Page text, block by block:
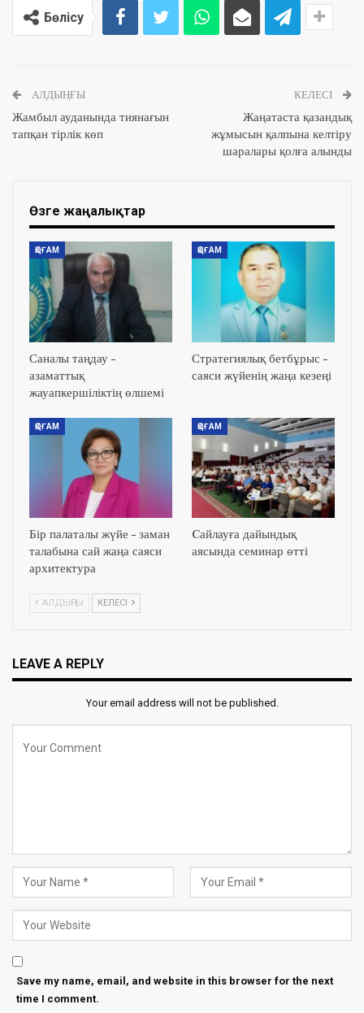
Бөлісу
АЛДЫҢҒЫ
Жамбыл ауданында тиянағын
тапқан тірлік көп
КЕЛЕСІ
Жаңатаста қазандық
жұмысын қалпына келтіру
шаралары қолға алынды
Өзге жаңалықтар
ҚОҒАМ
Саналы таңдау –
азаматтық
жауапкершіліктің өлшемі
ҚОҒАМ
Стратегиялық бетбұрыс –
саяси жүйенің жаңа кезеңі
ҚОҒАМ
Бір палаталы жүйе – заман
талабына сай жаңа саяси
архитектура
ҚОҒАМ
Cайлауға дайындық
аясында семинар өтті
АЛДЫҢҒЫ КЕЛЕСІ
LEAVE A REPLY
Your email address will not be published.
Save my name, email, and website in this browser for the next
time I comment.